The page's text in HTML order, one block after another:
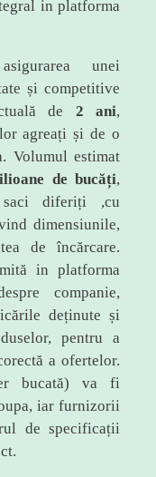
in platforma
unei
și competitive
de 2 ani,
agreați și de o
Volumul estimat
de bucăți,
diferiți ,cu
dimensiunile,
de încărcare.
in platforma
companie,
deținute și
pentru a
a ofertelor.
bucată) va fi
iar furnizorii
de specificații